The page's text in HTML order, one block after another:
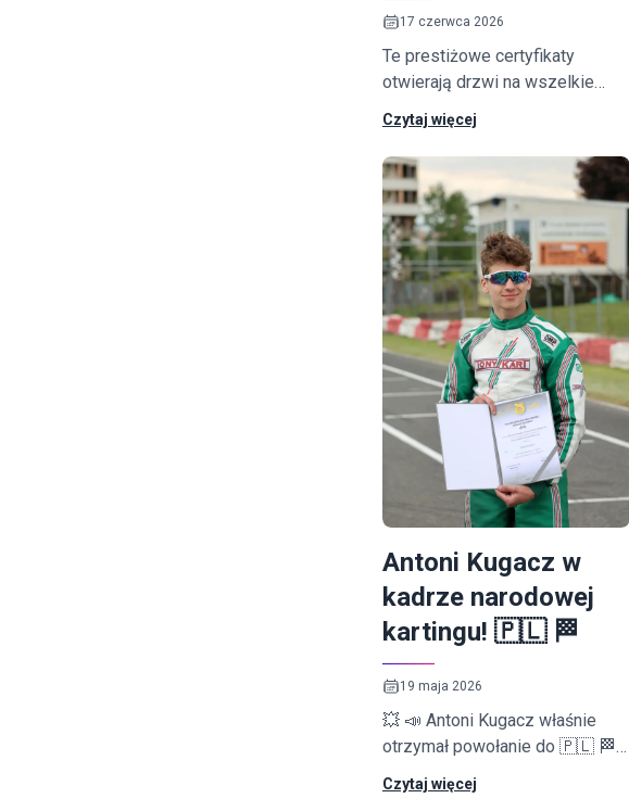
17 czerwca 2026
Te prestiżowe certyfikaty
otwierają drzwi na wszelkie
anglojęzyczne kierunki w Polsce
i na całym świecie. 🏫 🌍
Czytaj więcej
Antoni Kugacz w
kadrze narodowej
kartingu! 🇵🇱 🏁
19 maja 2026
💥 📣 Antoni Kugacz właśnie
otrzymał powołanie do 🇵🇱 🏁
kadry narodowej na sezon
2026.
Czytaj więcej